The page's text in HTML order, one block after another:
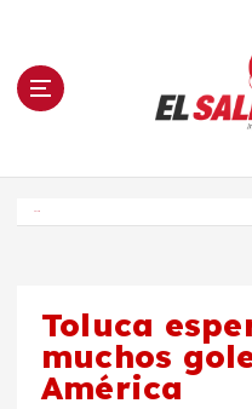
n El
Toluca
muchos
América